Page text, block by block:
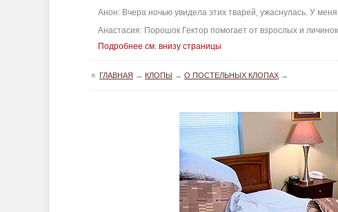
Анон: Вчера ночью увидела этих тварей, ужаснулась. У меня
Анастасия: Порошок Гектор помогает от взрослых и
Подробнее см. внизу страницы
≡ ГЛАВНАЯ → КЛОПЫ → О ПОСТЕЛЬНЫХ КЛОПАХ →